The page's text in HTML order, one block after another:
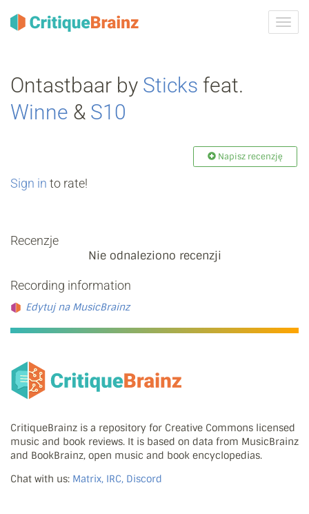
Ontastbaar by Sticks feat.
Winne & S10
Napisz recenzję
Sign in to rate!
Recenzje
Nie odnaleziono recenzji
Recording information
Edytuj na MusicBrainz
CritiqueBrainz is a repository for Creative Commons licensed
music and book reviews. It is based on data from MusicBrainz
and BookBrainz, open music and book encyclopedias.
Chat with us: Matrix, IRC, Discord